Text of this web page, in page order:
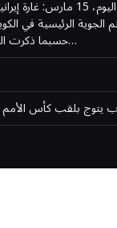
الجوية الرئيسية في
حسبما ذكرت التقارير أن القوات الأمريكية…
يتوج بلقب كأس الأمم